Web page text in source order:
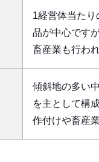
1経営体当た
品が中心です
畜産業も行わ
傾斜地の多い
を主として構
作付けや畜産